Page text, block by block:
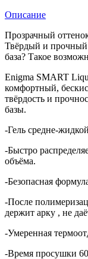
Описание
Прозрачный
Твёрдый и прочный
база? Такое
Enigma SMART
комфортный,
твёрдость и
базы.
-Гель средне-
-Быстро
объёма.
-Безопасная
-После
держит арку , не
-Умеренная
-Время просушки